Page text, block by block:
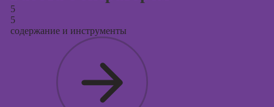
5
5
содержание и инструменты